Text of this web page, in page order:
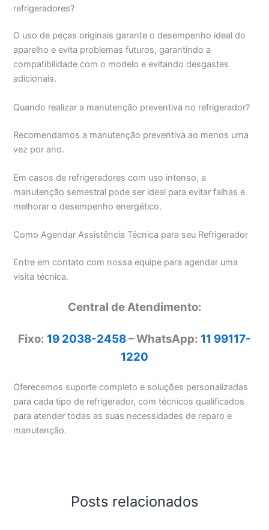
refrigeradores?
O uso de peças originais garante o desempenho ideal do
aparelho e evita problemas futuros, garantindo a
compatibilidade com o modelo e evitando desgastes
adicionais.
Quando realizar a manutenção preventiva no refrigerador?
Recomendamos a manutenção preventiva ao menos uma
vez por ano.
Em casos de refrigeradores com uso intenso, a
manutenção semestral pode ser ideal para evitar falhas e
melhorar o desempenho energético.
Como Agendar Assistência Técnica para seu Refrigerador
Entre em contato com nossa equipe para agendar uma
visita técnica.
Central de Atendimento:
Fixo: 19 2038-2458– WhatsApp: 11 99117-
1220
Oferecemos suporte completo e soluções personalizadas
para cada tipo de refrigerador, com técnicos qualificados
para atender todas as suas necessidades de reparo e
manutenção.
Posts relacionados